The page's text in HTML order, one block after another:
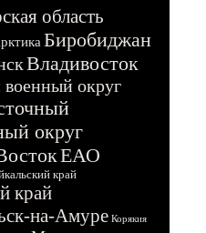
область
Биробиджан
Владивосток
округ
округ
ЕАО
край
край
на-Амуре Корякия